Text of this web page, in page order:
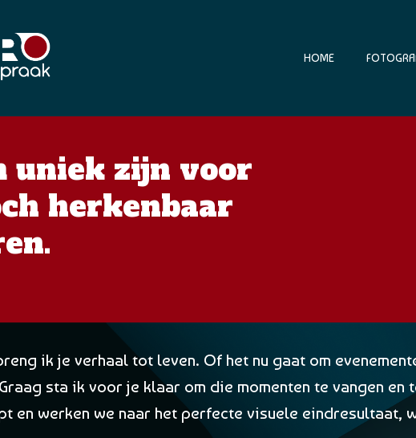
HOME
uniek zijn voor
herkenbaar
ik je verhaal tot leven. Of het nu gaat om
sta ik voor je klaar om die momenten te vangen en
en werken we naar het perfecte visuele